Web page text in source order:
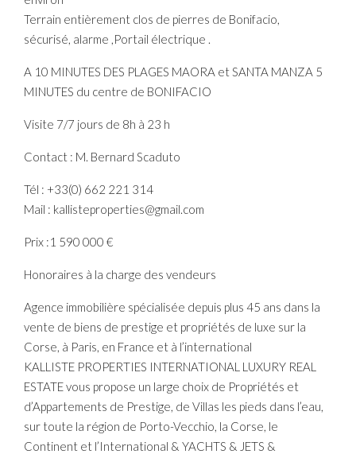
Terrain entièrement clos de pierres de Bonifacio,
sécurisé, alarme ,Portail électrique .
A 10 MINUTES DES PLAGES MAORA et SANTA MANZA 5
MINUTES du centre de BONIFACIO
Visite 7/7 jours de 8h à 23 h
Contact : M. Bernard Scaduto
Tél : +33(0) 662 221 314
Mail : kallisteproperties@gmail.com
Prix :1 590 000 €
Honoraires à la charge des vendeurs
Agence immobilière spécialisée depuis plus 45 ans dans la
vente de biens de prestige et propriétés de luxe sur la
Corse, à Paris, en France et à l’international
KALLISTE PROPERTIES INTERNATIONAL LUXURY REAL
ESTATE vous propose un large choix de Propriétés et
d’Appartements de Prestige, de Villas les pieds dans l’eau,
sur toute la région de Porto-Vecchio, la Corse, le
Continent et l’International & YACHTS & JETS &